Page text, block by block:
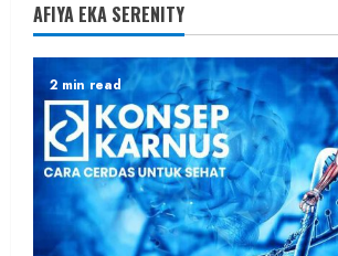
AFIYA EKA SERENITY
2 min read